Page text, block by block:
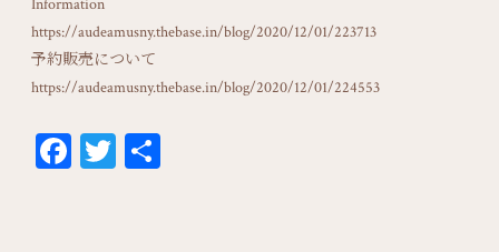
Information
https://audeamusny.thebase.in/blog/2020/12/01/223713
予約販売について
https://audeamusny.thebase.in/blog/2020/12/01/224553
Fa T